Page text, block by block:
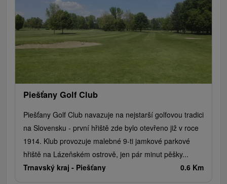
Piešťany Golf Club
Piešťany Golf Club navazuje na nejstarší golfovou tradici
na Slovensku - první hřiště zde bylo otevřeno již v roce
1914. Klub provozuje malebné 9-ti jamkové parkové
hřiště na Lázeňském ostrově, jen pár minut pěšky...
Trnavský kraj - Piešťany 0.6 Km